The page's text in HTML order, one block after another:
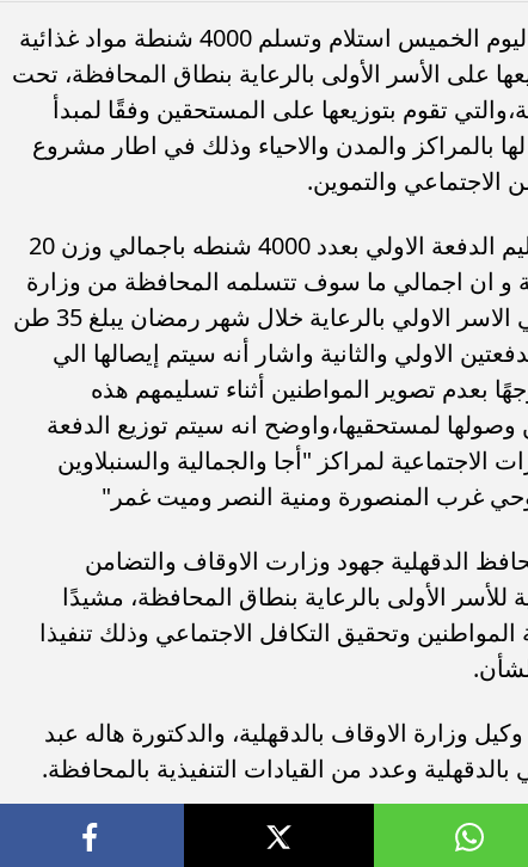
شهد اللواء طارق مرزوق محافظ الدقهلية اليوم الخميس استلام وتسلم 4000 شنطة مواد غذائية
على الأسر الأولى بالرعاية بنطاق المحافظة، تحت
تقوم بتوزيعها على المستحقين وفقًا لمبدأ
لها بالمراكز والمدن والاحياء وذلك في اطار مشروع
الاجتماعي والتموين.
واوضح "المحافظ" انه تم اليوم استلام وتسليم الدفعة الاولي بعدد 4000 شنطه باجمالي وزن 20
و ان اجمالي ما سوف تتسلمه المحافظة من وزارة
الاوقاف من تلك المواد الغذائية لتوزيعه علي الاسر الاولي بالرعاية خلال شهر رمضان يبلغ 35 طن
الدفعتين الاولي والثانية واشار أنه سيتم إيصالها الي
بعدم تصوير المواطنين أثناء تسليمهم هذه
لمستحقيها،واوضح انه سيتم توزيع الدفعة
الغذائية عدد 10 من الادارات الاجتماعية لمراكز "أجا والجمالية والسنبلاوين
غرب المنصورة ومنية النصر وميت غمر"
الدقهلية جهود وزارت الاوقاف والتضامن
للأسر الأولى بالرعاية بنطاق المحافظة، مشيدًا
وتحقيق التكافل الاجتماعي وذلك تنفيذا
وزارة الاوقاف بالدقهلية، والدكتورة هاله عبد
وعدد من القيادات التنفيذية بالمحافظة.
مصر لكرة اليد بعد
نصف نهائي...
خطوبة ملك قورة ويوسف عثمان.. احتفال
عائلي مرتقب في الساحل الشمالي